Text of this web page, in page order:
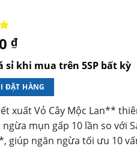
₫
sỉ khi mua trên 5SP bất kỳ
ĐẶT HÀNG
xuất Vỏ Cây Mộc Lan**
mụn gấp 10 lần so với
giúp ngăn ngừa tối ưu 10